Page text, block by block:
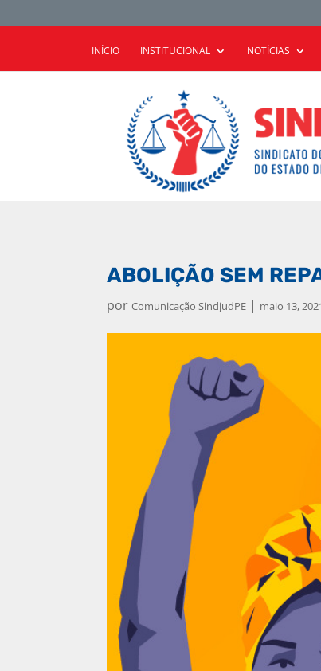
INÍCIO INSTITUCIONAL NOTÍCIAS
ABOLIÇÃO SEM
porComunicação SindjudPE | maio 13,